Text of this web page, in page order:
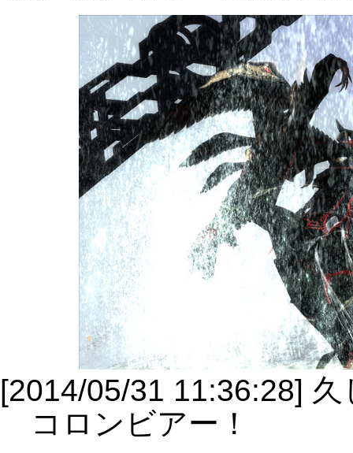
[2014/05/31 11:36:28]
コロンビアー！